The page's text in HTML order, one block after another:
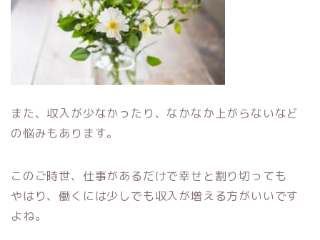
また、収入が少なかったり、なかなか上がらないなど
の悩みもあります。
このご時世、仕事があるだけで幸せと割り切っても
やはり、働くには少しでも収入が増える方がいいです
よね。